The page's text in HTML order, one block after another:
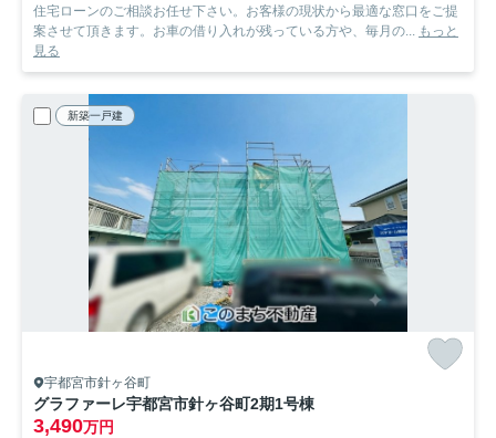
住宅ローンのご相談お任せ下さい。お客様の現状から最適な窓口をご提
案させて頂きます。お車の借り入れが残っている方や、毎月の... もっと
見る
新築一戸建
宇都宮市針ヶ谷町
グラファーレ宇都宮市針ヶ谷町2期1号棟
3,490万円